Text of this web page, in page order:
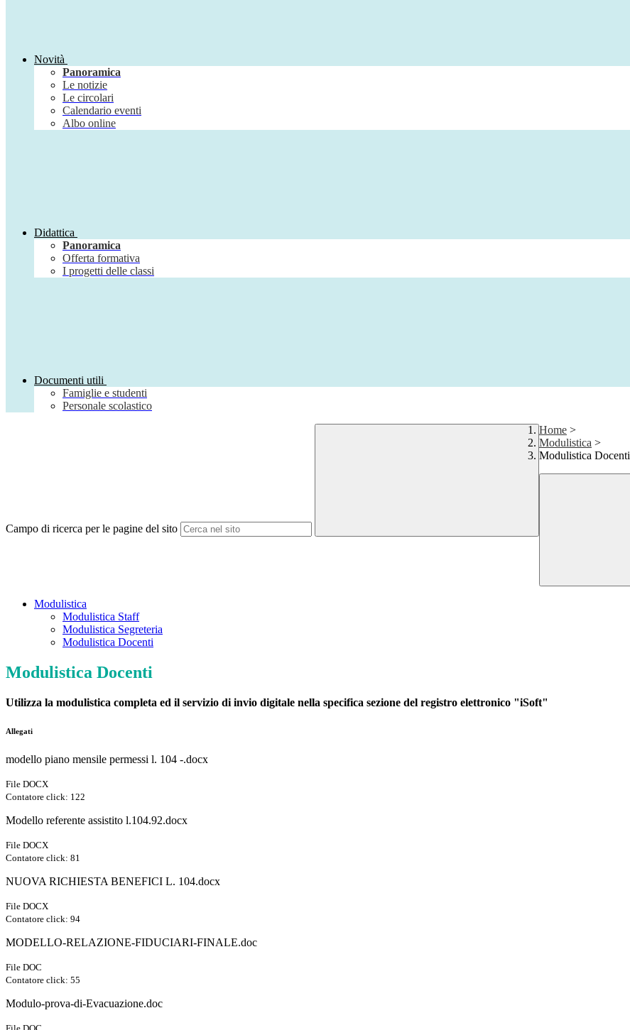
Novità
Panoramica
Le notizie
Le circolari
Calendario eventi
Albo online
Didattica
Panoramica
Offerta formativa
I progetti delle classi
Documenti utili
Famiglie e studenti
Personale scolastico
Campo di ricerca per le pagine del sito
Home >
Modulistica >
Modulistica Docenti
Modulistica
Modulistica Staff
Modulistica Segreteria
Modulistica Docenti
Modulistica Docenti
Utilizza la modulistica completa ed il servizio di invio digitale nella specifica sezione del registro elettronico "iSoft"
Allegati
modello piano mensile permessi l. 104 -.docx
File DOCX
Contatore click: 122
Modello referente assistito l.104.92.docx
File DOCX
Contatore click: 81
NUOVA RICHIESTA BENEFICI L. 104.docx
File DOCX
Contatore click: 94
MODELLO-RELAZIONE-FIDUCIARI-FINALE.doc
File DOC
Contatore click: 55
Modulo-prova-di-Evacuazione.doc